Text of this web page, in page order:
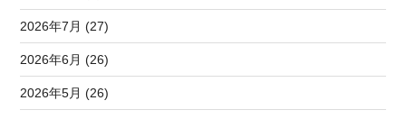
2026年7月 (27)
2026年6月 (26)
2026年5月 (26)